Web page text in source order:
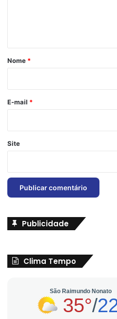
r
*
Nome *
E-mail *
Site
Publicidade
Clima Tempo